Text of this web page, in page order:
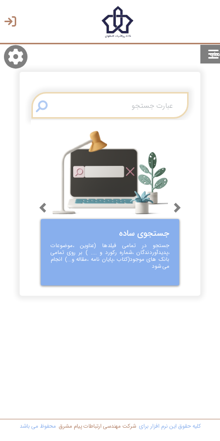
منو
انتخاب زبان
جستجوی ساده
جستجو در تمامی فیلدها (عناوین ،موضوعات
،پدیدآوردندگان ،شماره رکورد و .... ) بر روی تمامی
بانک های موجود(کتاب ،پایان نامه ،مقاله و...) انجام
می شود
Previous Next
کليه حقوق اين نرم افزار برای شرکت مهندسي ارتباطات پیام مشرق محفوظ مي باشد